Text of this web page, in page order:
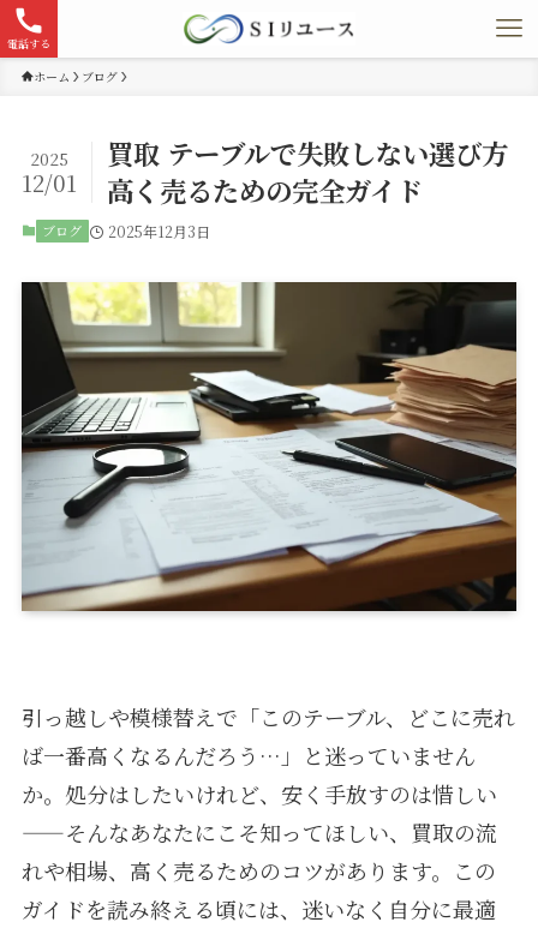
電話する
ホーム ブログ
買取 テーブルで失敗しない選び方
高く売るための完全ガイド
2025
12/01
ブログ 2025年12月3日
引っ越しや模様替えで「このテーブル、どこに売れ
ば一番高くなるんだろう…」と迷っていません
か。処分はしたいけれど、安く手放すのは惜しい
——そんなあなたにこそ知ってほしい、買取の流
れや相場、高く売るためのコツがあります。この
ガイドを読み終える頃には、迷いなく自分に最適